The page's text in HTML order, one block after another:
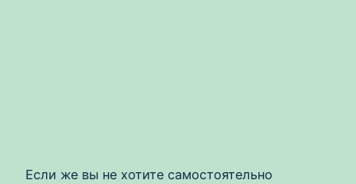
Если же вы не хотите самостоятельно